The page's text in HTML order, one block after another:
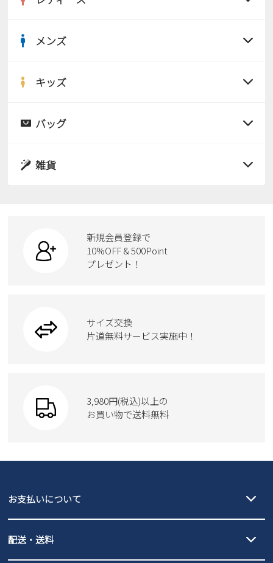
サンダル
スニーカー
カジュアルシューズ
ワークシューズ
ウェア
moz
メンズ
サンダル
ローファー
ブーツ
Parade
GAP
キッズ
サンダル
スクール
new balance
瞬足
バッグ
ボディバッグ
ハンドバッグ
トートバッグ
雑貨
ケア用品
新規会員登録で
10%OFF & 500Point
プレゼント！
サイズ交換
片道無料サービス実施中！
3,980円(税込)以上の
お買い物で送料無料
お支払いについて
PayPay（オンライン決済）、代金引換のご利用が可能です。
配送・送料